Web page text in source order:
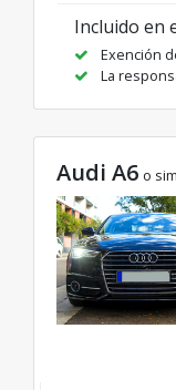
Incluido en
Exención
La
Audi A6 o